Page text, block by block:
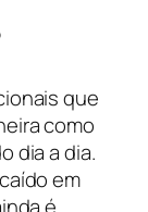
que
como
dia a dia.
em